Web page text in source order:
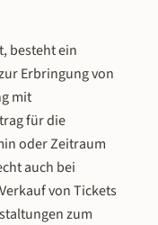
besteht ein
Erbringung von
mit
für die
oder Zeitraum
auch bei
von Tickets
zum